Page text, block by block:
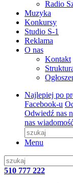
Radio
Muzyka
Konkursy
Studio S-1
Reklama
O nas
Kontakt
Najlepiej po
Facebook-u
Odwiedź nas
nas
Menu
510 777 222